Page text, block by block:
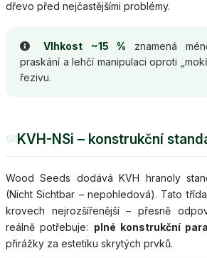
dřevo před nejčastějšími problémy.
Vlhkost ~15 % znamená
praskání a lehčí manipulaci oproti
řezivu.
04KVH-NSi – konstrukční
Wood Seeds dodává KVH hranoly
(Nicht Sichtbar – nepohledová). Tato
krovech nejrozšířenější – přesně
reálně potřebuje: plné konstrukční
přirážky za estetiku skrytých prvků.